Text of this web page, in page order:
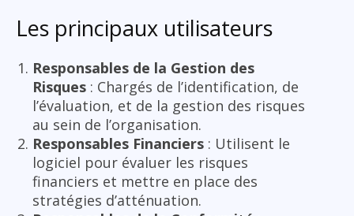
Les principaux utilisateurs
Responsables de la Gestion des
Risques : Chargés de l’identification, de
l’évaluation, et de la gestion des risques
au sein de l’organisation.
Responsables Financiers : Utilisent le
logiciel pour évaluer les risques
financiers et mettre en place des
stratégies d’atténuation.